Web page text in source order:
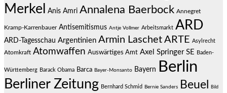
Merkel
Anis Amri Annalena Baerbock Annegret
Kramp-Karrenbauer Antisemitismus Antje Vollmer Arbeitsmarkt ARD
ARD-Tagesschau Argentinien Armin Laschet ARTE Asylrecht
Atomkraft Atomwaffen Auswärtiges Amt Axel Springer SE Baden-
Württemberg Barack Obama Barca Bayer-Monsanto Bayern Berlin
Berliner Zeitung Bernhard Schmid Bernie Sanders Beuel Bild